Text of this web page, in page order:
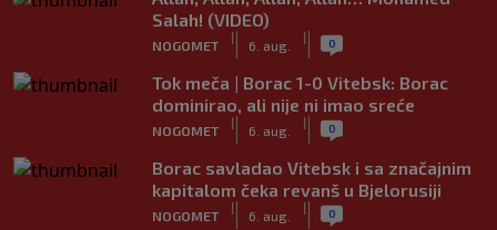
Salah! (VIDEO)
NOGOMET
|
6. aug.
| 0
Tok meča | Borac 1-0 Vitebsk: Borac
dominirao, ali nije ni imao sreće
NOGOMET
|
6. aug.
| 0
Borac savladao Vitebsk i sa značajnim
kapitalom čeka revanš u Bjelorusiji
NOGOMET
|
6. aug.
| 0